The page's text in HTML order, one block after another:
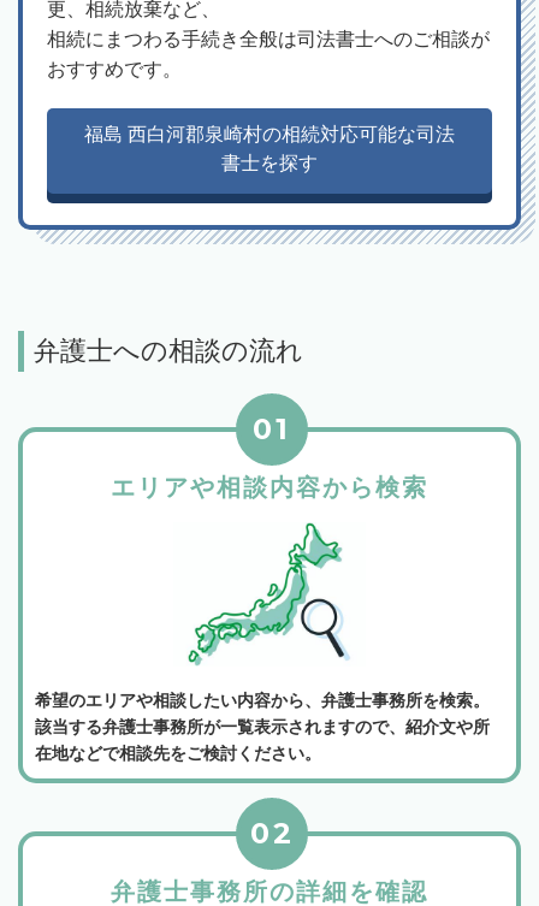
更、相続放棄など、
相続にまつわる手続き全般は司法書士へのご相談が
おすすめです。
福島 西白河郡泉崎村の相続対応可能な司法
書士を探す
弁護士への相談の流れ
エリアや相談内容から検索
01
希望のエリアや相談したい内容から、弁護士事務所を検索。
該当する弁護士事務所が一覧表示されますので、紹介文や所
在地などで相談先をご検討ください。
弁護士事務所の詳細を確認
02